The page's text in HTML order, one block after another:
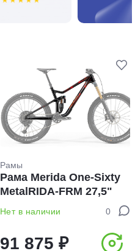
Рамы
Рама Merida One-Sixty
MetalRIDA-FRM 27,5ʺ
Нет в наличии 0
91 875 ₽